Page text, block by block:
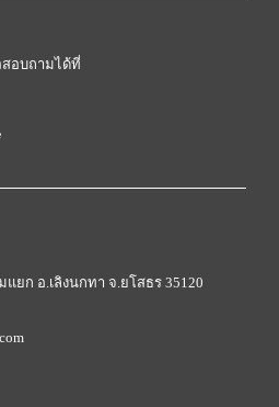
อบถามได้ที่
ยก อ.เลิงนกทา จ.ยโสธร 35120